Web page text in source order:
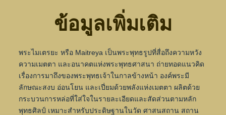
ข้อมูลเพิ่มเติม
พระไมเตรยะ หรือ Maitreya เป็นพระพุทธรูปที่สื่อถึงความหวัง
ความเมตตา และอนาคตแห่งพระพุทธศาสนา ถ่ายทอดแนวคิด
เรื่องการมาถึงของพระพุทธเจ้าในกาลข้างหน้า องค์พระมี
ลักษณะสงบ อ่อนโยน และเปี่ยมด้วยพลังแห่งเมตตา ผลิตด้วย
กระบวนการหล่อที่ใส่ใจในรายละเอียดและสัดส่วนตามหลัก
พุทธศิลป์ เหมาะสำหรับประดิษฐานในวัด ศาสนสถาน สถาน